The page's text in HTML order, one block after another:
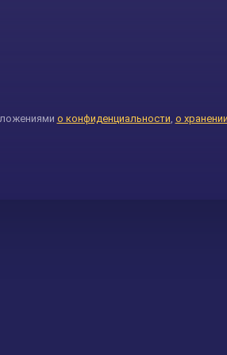
о конфиденциальности, о хранении